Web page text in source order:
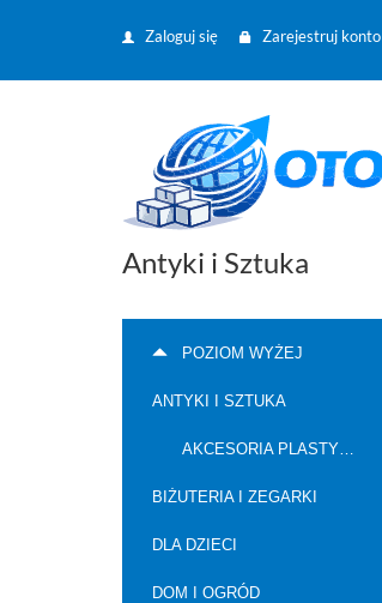
Zaloguj się Zarejestruj konto
Antyki i Sztuka
POZIOM WYŻEJ
ANTYKI I SZTUKA
AKCESORIA PLASTYCZNE
BIŻUTERIA I ZEGARKI
DLA DZIECI
DOM I OGRÓD